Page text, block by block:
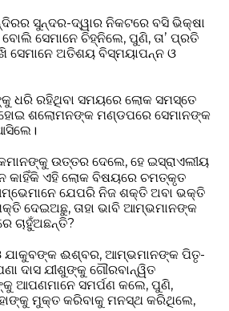
ସୁନ୍ଦର-ଦ୍ୱାର ନିକଟରେ ବସି ଭିକ୍ଷା
ସେମାନେ ଚିହ୍ନିଲେ, ପୁଣି, ତାʼ ପ୍ରତି
ସେମାନେ ଅତିଶୟ ବିସ୍ମୟାପନ୍ନ ଓ
ଧରି ରହିଥିବା ସମୟରେ ଲୋକ ସମସ୍ତେ
ଶଲୋମନଙ୍କ ମଣ୍ଡପରେ ସେମାନଙ୍କ
ଉତ୍ତର ଦେଲେ, ହେ ଇସ୍ରାଏଲୀୟ
କାହିଁକି ଏହି ଲୋକ ବିଷୟରେ ଚମତ୍କୃତ
ଯେପରି ନିଜ ଶକ୍ତି ଅବା ଭକ୍ତି
ଦେଇଅଛୁ, ତାହା ଭାବି ଆମ୍ଭମାନଙ୍କ
ଚାହୁଁଅଛନ୍ତି?
ଯାକୁବଙ୍କ ଈଶ୍ବର, ଆମ୍ଭମାନଙ୍କ ପିତୃ-
ଦାସ ଯୀଶୁଙ୍କୁ ଗୌରବାନ୍ୱିତ
ଆପଣମାନେ ସମର୍ପଣ କଲେ, ପୁଣି,
ମୁକ୍ତ କରିବାକୁ ମନସ୍ଥ କରିଥିଲେ,